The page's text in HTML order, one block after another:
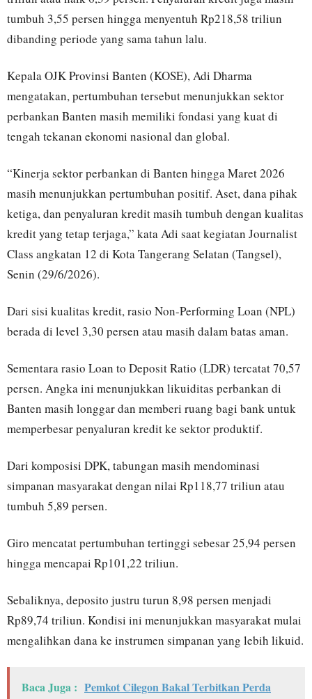
tumbuh 3,55 persen hingga menyentuh Rp218,58 triliun
dibanding periode yang sama tahun lalu.
Kepala OJK Provinsi Banten (KOSE), Adi Dharma
mengatakan, pertumbuhan tersebut menunjukkan sektor
perbankan Banten masih memiliki fondasi yang kuat di
tengah tekanan ekonomi nasional dan global.
“Kinerja sektor perbankan di Banten hingga Maret 2026
masih menunjukkan pertumbuhan positif. Aset, dana pihak
ketiga, dan penyaluran kredit masih tumbuh dengan kualitas
kredit yang tetap terjaga,” kata Adi saat kegiatan Journalist
Class angkatan 12 di Kota Tangerang Selatan (Tangsel),
Senin (29/6/2026).
Dari sisi kualitas kredit, rasio Non-Performing Loan (NPL)
berada di level 3,30 persen atau masih dalam batas aman.
Sementara rasio Loan to Deposit Ratio (LDR) tercatat 70,57
persen. Angka ini menunjukkan likuiditas perbankan di
Banten masih longgar dan memberi ruang bagi bank untuk
memperbesar penyaluran kredit ke sektor produktif.
Dari komposisi DPK, tabungan masih mendominasi
simpanan masyarakat dengan nilai Rp118,77 triliun atau
tumbuh 5,89 persen.
Giro mencatat pertumbuhan tertinggi sebesar 25,94 persen
hingga mencapai Rp101,22 triliun.
Sebaliknya, deposito justru turun 8,98 persen menjadi
Rp89,74 triliun. Kondisi ini menunjukkan masyarakat mulai
mengalihkan dana ke instrumen simpanan yang lebih likuid.
Baca Juga : Pemkot Cilegon Bakal Terbitkan Perda